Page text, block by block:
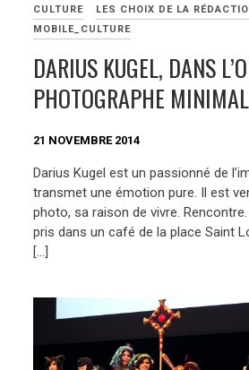
CULTURE LES CHOIX DE LA
MOBILE_CULTURE
DARIUS KUGEL, DANS
PHOTOGRAPHE
21 NOVEMBRE 2014
Darius Kugel est un passionné de
transmet une émotion pure. Il est
photo, sa raison de vivre.
pris dans un café de la place Saint
[…]